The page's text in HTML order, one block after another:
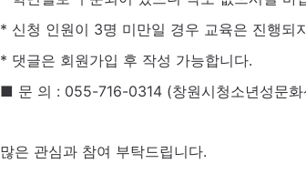
* 신청 인원이 3명 미만일 경우 교육은 진행되
* 댓글은 회원가입 후 작성 가능합니다.
■ 문 의 : 055-716-0314 (창원시청소년성문화
많은 관심과 참여 부탁드립니다.